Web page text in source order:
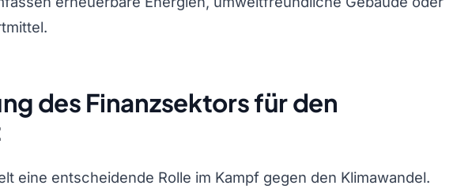
des Finanzsektors für den
eine entscheidende Rolle im Kampf gegen den Klimawandel.